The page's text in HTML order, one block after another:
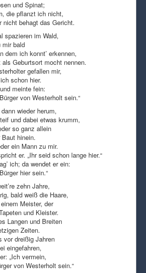
und Spinat;
die pflanzt ich nicht,
nicht behagt das Gericht.
spazieren im Wald,
mir bald
dem ich konnt’ erkennen,
Geburtsort mocht nennen.
gefallen mir,
schon hier.
meinte fein:
von Westerholt sein.“
wieder herum,
und dabei etwas krumm,
so ganz allein
hinein.
ein Mann zu mir.
er. „Ihr seid schon lange hier.“
ich; da wendet er ein:
hier sein.“
zehn Jahre,
bald weiß die Haare,
Meister, der
und Kleister.
Langen und Breiten
Zeiten.
vor dreißig Jahren
eingefahren,
„Ich vermein,
von Westerholt sein.“